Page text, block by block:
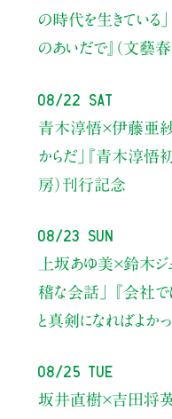
の時代を生きている」
のあいだで』（文藝
08/22 Sat
青木淳悟×伊藤亜
からだ」
『青木淳悟
房）刊行記念
08/23 Sun
上坂あゆ美×鈴木ジ
稽な会話」
『会社で
と真剣になればよか
08/25 Tue
坂井直樹×吉田将